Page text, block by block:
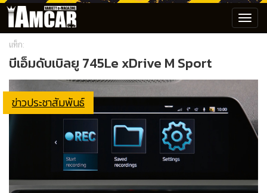
แท็ก:
บีเอ็มดับเบิลยู 745Le xDrive M Sport
ข่าวประชาสัมพันธ์